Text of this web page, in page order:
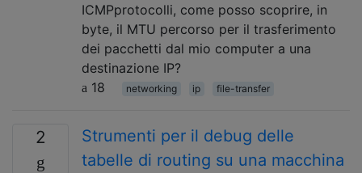
ICMPprotocolli, come posso scoprire, in
byte, il MTU percorso per il trasferimento
dei pacchetti dal mio computer a una
destinazione IP?
18
networking ip file-transfer
2
Strumenti per il debug delle
tabelle di routing su una macchina